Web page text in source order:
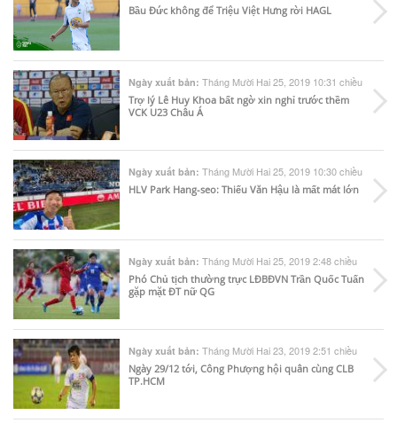
Bầu Đức không để Triệu Việt Hưng rời HAGL
Ngày xuất bản: Tháng Mười Hai 25, 2019 10:31 chiều
Trợ lý Lê Huy Khoa bất ngờ xin nghỉ trước thềm
VCK U23 Châu Á
Ngày xuất bản: Tháng Mười Hai 25, 2019 10:30 chiều
HLV Park Hang-seo: Thiếu Văn Hậu là mất mát lớn
Ngày xuất bản: Tháng Mười Hai 25, 2019 2:48 chiều
Phó Chủ tịch thường trực LĐBĐVN Trần Quốc Tuấn
gặp mặt ĐT nữ QG
Ngày xuất bản: Tháng Mười Hai 23, 2019 2:51 chiều
Ngày 29/12 tới, Công Phượng hội quân cùng CLB
TP.HCM